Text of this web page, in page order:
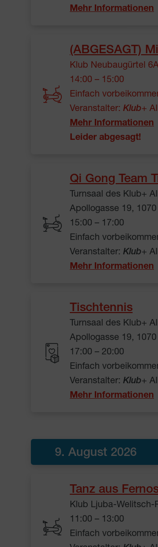
Mehr Informationen
(ABGESAGT)
Klub Neubaugürtel
14:00 – 15:00
Einfach
Veranstalter: Klub+
Mehr Informationen
Leider abgesagt!
Qi Gong Team
Turnsaal des Klub+
Apollogasse 19, 1070
15:00 – 17:00
Einfach
Veranstalter: Klub+
Mehr Informationen
Tischtennis
Turnsaal des Klub+
Apollogasse 19, 1070
17:00 – 20:00
Einfach
Veranstalter: Klub+
Mehr Informationen
9. August 2026
Tanz aus
Klub Ljuba-Welitsch-
11:00 – 13:00
Einfach